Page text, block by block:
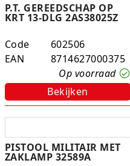
P.T. GEREEDSCHAP OP
KRT 13-DLG 2AS38025Z
Code
602506
EAN
8714627000375
Op voorraad
Bekijken
PISTOOL MILITAIR MET
ZAKLAMP 32589A